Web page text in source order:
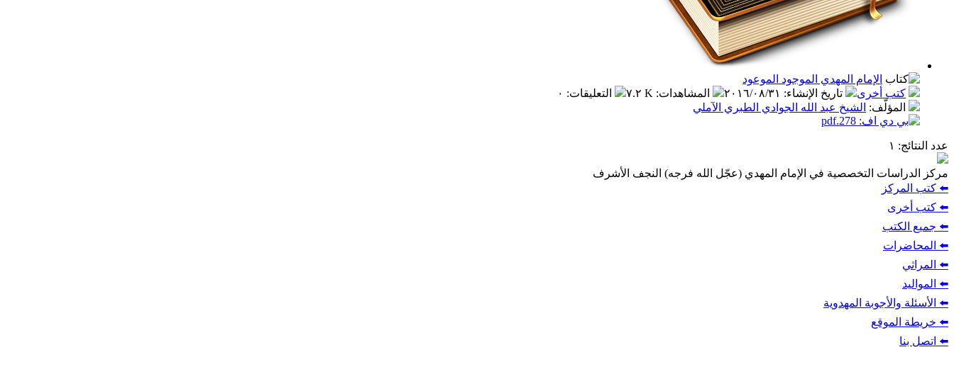
الإمام المهدي الموجود الموعود
كتب أخرى
تاريخ الإنشاء: ٢٠١٦/٠٨/٣١ المشاهدات: ٧.٢ K التعليقات: ٠
المؤلّف: الشيخ عبد الله الجوادي الطبري الآملي
عدد النتائج: ١
مركز الدراسات التخصصية في الإمام المهدي (عجّل الله فرجه) النجف الأشرف
⬅️ كتب المركز
⬅️ كتب أخرى
⬅️ جميع الكتب
⬅️ المحاضرات
⬅️ المراثي
⬅️ المواليد
⬅️ الأسئلة والأجوبة المهدوية
⬅️ خريطة الموقع
⬅️ اتصل بنا